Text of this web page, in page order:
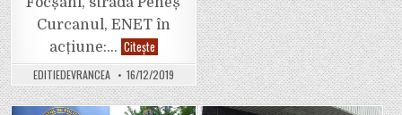
Curcanul, ENET în
acțiune:… CiteșteDOREL
de
la
ENET
mai
bagă
EDITIEDEVRANCEA 16/12/2019
în
zonele
Centru,
Gară
și
Obor.